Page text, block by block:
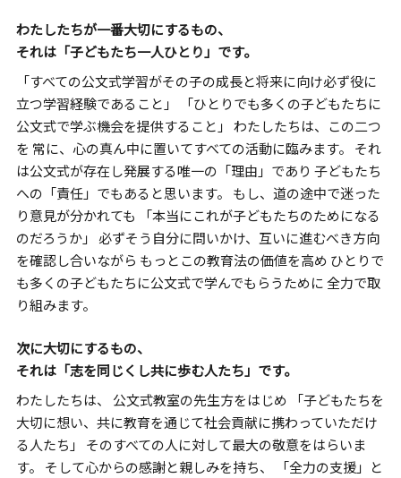
わたしたちが一番大切にするもの、
それは「子どもたち一人ひとり」です。
「すべての公文式学習がその子の成長と将来に向け必ず役に
立つ学習経験であること」
「ひとりでも多くの子どもたちに
公文式で学ぶ機会を提供すること」 わたしたちは、この二つ
を 常に、心の真ん中に置いてすべての活動に臨みます。
それ
は公文式が存在し発展する唯一の「理由」であり 子どもたち
への「責任」でもあると思います。
もし、道の途中で迷った
り意見が分かれても 「本当にこれが子どもたちのためになる
のだろうか」
必ずそう自分に問いかけ、互いに進むべき方向
を確認し合いながら もっとこの教育法の価値を高め ひとりで
も多くの子どもたちに公文式で学んでもらうために全力で取
り組みます。
次に大切にするもの、
それは「志を同じくし共に歩む人たち」です。
わたしたちは、
公文式教室の先生方をはじめ 「子どもたちを
大切に想い、共に教育を通じて社会貢献に携わっていただけ
る人たち」
そのすべての人に対して最大の敬意をはらいま
す。
そして心からの感謝と親しみを持ち、
「全力の支援」と